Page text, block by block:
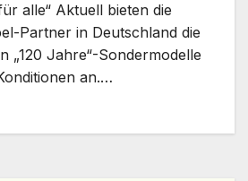
alle“ Aktuell bieten die
Partner in Deutschland die
„120 Jahre“-Sondermodelle
an.…